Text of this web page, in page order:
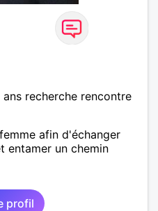
recherche rencontre
afin d'échanger
entamer un chemin
profil